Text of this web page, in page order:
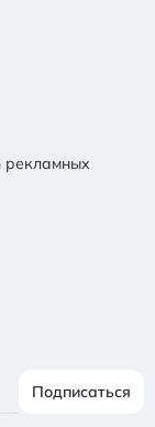
рекламных
Подписаться